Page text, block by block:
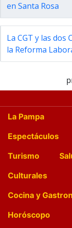
en Santa Rosa
La CGT y las dos
la Reforma
La Pampa
Espectáculos
Turismo
Culturales
Cocina y
Horóscopo